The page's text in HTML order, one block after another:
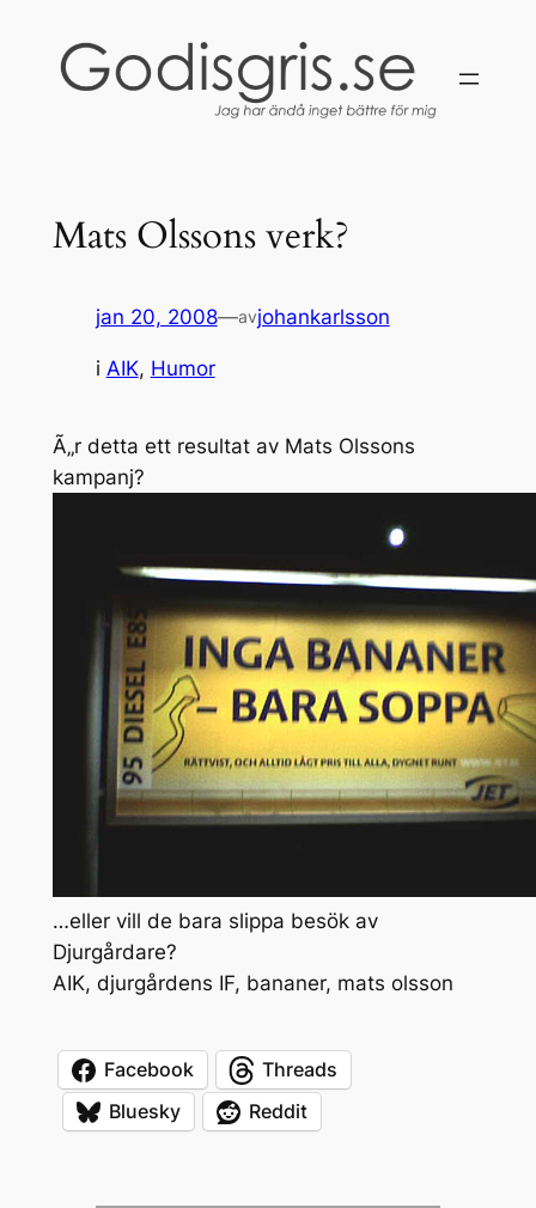
innehåll
Mats Olssons verk?
jan 20, 2008—avjohankarlsson
i AIK, Humor
Ã„r detta ett resultat av Mats Olssons
kampanj?
…eller vill de bara slippa besök av
Djurgårdare?
AIK, djurgårdens IF, bananer, mats olsson
Facebook
Threads
Bluesky
Reddit